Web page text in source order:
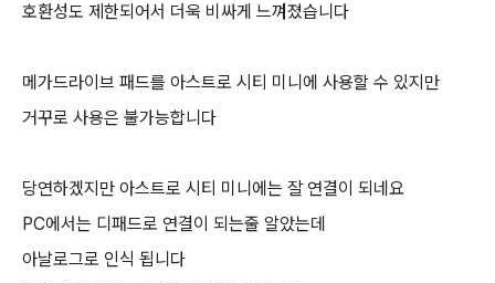
호환성도 제한되어서 더욱 비싸게 느껴졌습니다
메가드라이브 패드를 아스트로 시티 미니에 사용할 수 있지만
거꾸로 사용은 불가능합니다
당연하겠지만 아스트로 시티 미니에는 잘 연결이 되네요
PC에서는 디패드로 연결이 되는줄 알았는데
아날로그로 인식 됩니다